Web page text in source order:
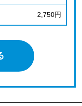
2,750円